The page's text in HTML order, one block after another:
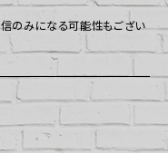
のみになる可能性もござい